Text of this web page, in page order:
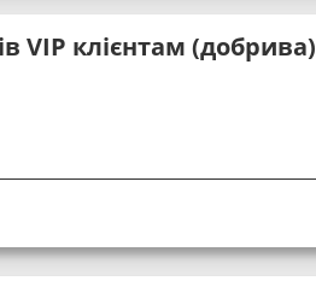
VIP клієнтам (добрива)